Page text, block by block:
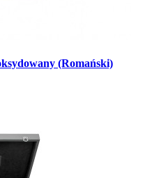
(Romański)